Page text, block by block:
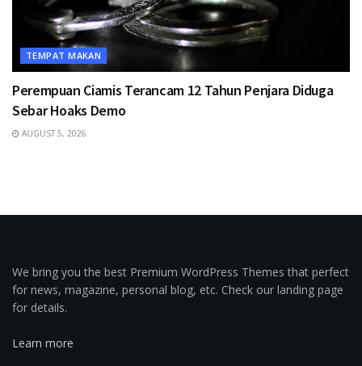
TEMPAT MAKAN
Perempuan Ciamis Terancam 12 Tahun Penjara Diduga
Sebar Hoaks Demo
AUGUST 5, 2026
We bring you the best Premium WordPress Themes that perfect
for news, magazine, personal blog, etc. Check our landing page
for details.
Learn more